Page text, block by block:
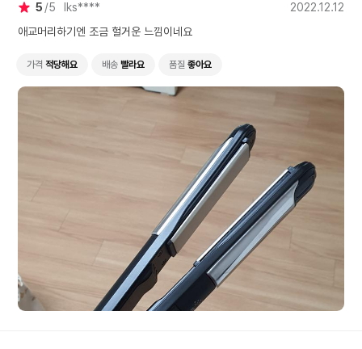
5 5 lks****
2022.12.12
애교머리하기엔 조금 헐거운 느낌이네요
가격 적당해요 배송 빨라요 품질 좋아요